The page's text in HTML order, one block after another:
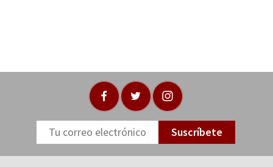
Suscríbete